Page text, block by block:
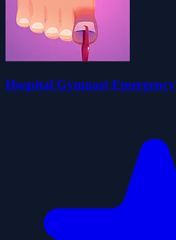
Hospital Gymnast Emergency